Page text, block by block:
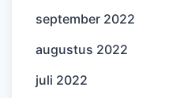
september 2022
augustus 2022
juli 2022